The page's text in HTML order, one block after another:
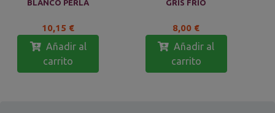
BLANCO PERLA
10,15 €
Añadir al
carrito
GRIS FRIO
8,00 €
Añadir al
carrito